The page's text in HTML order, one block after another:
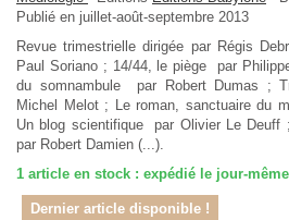
Publié en juillet-août-septembre 2013
Revue trimestrielle dirigée par Régis
Paul Soriano ; 14/44, le piège par
du somnambule par Robert Dumas ;
Michel Melot ; Le roman, sanctuaire du
Un blog scientifique par Olivier Le Deuff
par Robert Damien (...).
1 article en stock : expédié le jour-
Dernier article disponible !